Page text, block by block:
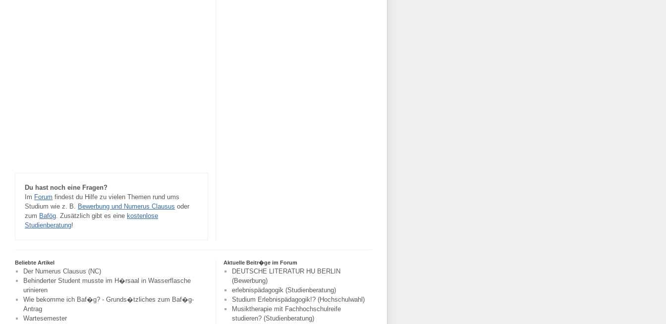
Du hast noch eine Fragen?
Im Forum findest du Hilfe zu vielen Themen rund ums
Studium wie z. B. Bewerbung und Numerus Clausus oder
zum Bafög. Zusätzlich gibt es eine kostenlose
Studienberatung!
Beliebte Artikel
Der Numerus Clausus (NC)
Behinderter Student musste im H�rsaal in Wasserflasche
urinieren
Wie bekomme ich Baf�g? - Grunds�tzliches zum Baf�g-
Antrag
Wartesemester
Aktuelle Beitr�ge im Forum
DEUTSCHE LITERATUR HU BERLIN
(Bewerbung)
erlebnispädagogik (Studienberatung)
Studium Erlebnispädagogik!? (Hochschulwahl)
Musiktherapie mit Fachhochschulreife
studieren? (Studienberatung)